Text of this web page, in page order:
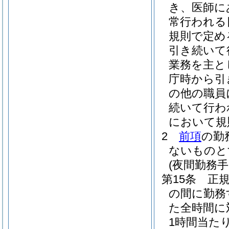
き、医師
常行われ
規則で定
引き続い
業務を主
庁時から
の他の職
続いて行
において
2
前項の勤
ないもの
(夜間勤務
第15条
正
の間に勤
た全時間
1時間当た